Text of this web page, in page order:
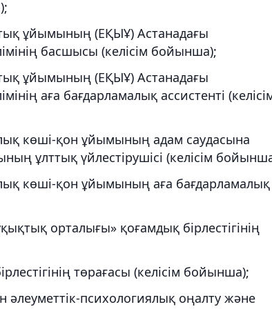
ұйымының (ЕҚЫҰ) Астанадағы
басшысы (келісім бойынша);
ұйымының (ЕҚЫҰ) Астанадағы
аға бағдарламалық ассистенті
көші-қон ұйымының адам саудасына
ұлттық үйлестірушісі (келісім
көші-қон ұйымының аға бағдарламалық
орталығы» қоғамдық бірлестігінің
төрағасы (келісім бойынша);
әлеуметтік-психологиялық оңалту және